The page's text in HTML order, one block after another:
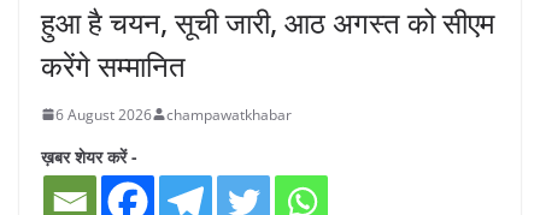
हुआ है चयन, सूची जारी, आठ अगस्त को सीएम
करेंगे सम्मानित
6 August 2026 champawatkhabar
ख़बर शेयर करें -